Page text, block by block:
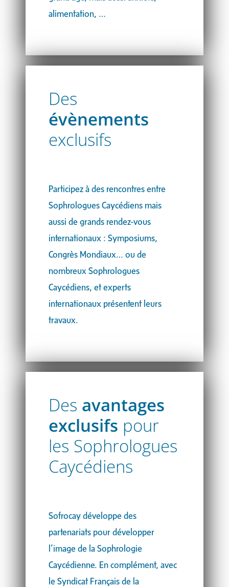
alimentation, …
Des
évènements
exclusifs
Participez à des rencontres entre
Sophrologues Caycédiens mais
aussi de grands rendez-vous
internationaux : Symposiums,
Congrès Mondiaux… ou de
nombreux Sophrologues
Caycédiens, et experts
internationaux présentent leurs
travaux.
Des avantages
exclusifs pour
les Sophrologues
Caycédiens
Sofrocay développe des
partenariats pour développer
l’image de la Sophrologie
Caycédienne. En complément, avec
le Syndicat Français de la